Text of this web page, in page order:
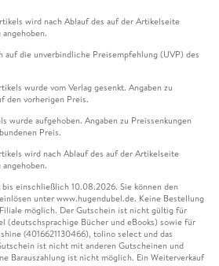
wird nach Ablauf des auf der Artikelseite
auf die unverbindliche Preisempfehlung (UVP) des
wurde vom Verlag gesenkt. Angaben zu
den vorherigen Preis.
wurde aufgehoben. Angaben zu Preissenkungen
Preis.
wird nach Ablauf des auf der Artikelseite
einschließlich 10.08.2026. Sie können den
unter www.hugendubel.de. Keine Bestellung
möglich. Der Gutschein ist nicht gültig für
(deutschsprachige Bücher und eBooks) sowie für
(4016621130466), tolino select und das
ist nicht mit anderen Gutscheinen und
Barauszahlung ist nicht möglich. Ein Weiterverkauf